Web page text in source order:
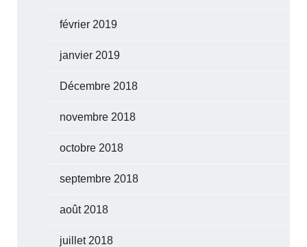
février 2019
janvier 2019
Décembre 2018
novembre 2018
octobre 2018
septembre 2018
août 2018
juillet 2018